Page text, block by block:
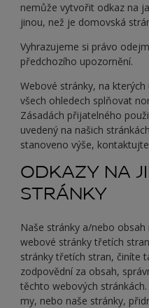
nemůže vytvořit odkaz na
jinou, než je domovská
Vyhrazujeme si právo
předchozího upozornění.
Webové stránky, na
všech ohledech splňovat
Zásadách přijatelného
uvedený na našich
stanoveno výše,
ODKAZY NA
STRÁNKY
Naše stránky a/nebo
webové stránky třetích
stránky třetích stran, činíte
zodpovědní za obsah,
těchto webových
my, nebo naše stránky,